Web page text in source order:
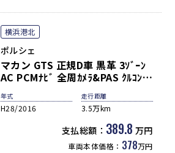
横浜港北
ポルシェ
マカン GTS 正規D車 黒革 3ｿﾞｰﾝ
AC PCMﾅﾋﾞ 全周ｶﾒﾗ&PAS ｸﾙｺﾝ
(PDLS付) ｽﾎﾟｰﾂｴｸﾞｿﾞｰｽﾄ PASM
赤ｷｬﾘﾊﾟｰ 純正20AW(ﾌﾞﾗｯｸ) 禁煙
年式
H28/2016
走行距離
3.5万km
支払総額： 389.8 万円
車両本体価格： 378万円